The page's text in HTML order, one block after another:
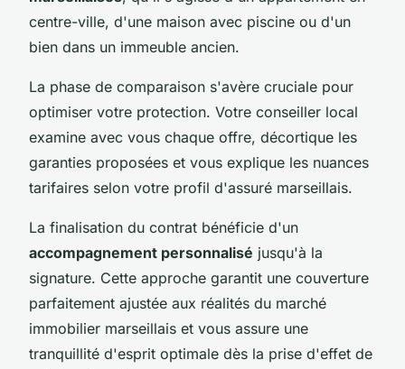
centre-ville, d'une maison avec piscine ou d'un
bien dans un immeuble ancien.
La phase de comparaison s'avère cruciale pour
optimiser votre protection. Votre conseiller local
examine avec vous chaque offre, décortique les
garanties proposées et vous explique les nuances
tarifaires selon votre profil d'assuré marseillais.
La finalisation du contrat bénéficie d'un
accompagnement personnalisé jusqu'à la
signature. Cette approche garantit une couverture
parfaitement ajustée aux réalités du marché
immobilier marseillais et vous assure une
tranquillité d'esprit optimale dès la prise d'effet de